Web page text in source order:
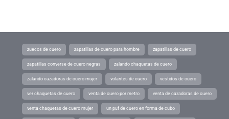
zuecos de cuero zapatillas de cuero para hombre zapatillas de cuero
zapatillas converse de cuero negras zalando chaquetas de cuero
zalando cazadoras de cuero mujer volantes de cuero vestidos de cuero
ver chaquetas de cuero venta de cuero por metro venta de cazadoras de cuero
venta chaquetas de cuero mujer un puf de cuero en forma de cubo